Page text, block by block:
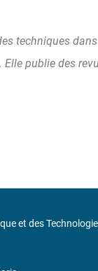
techniques
publie des
et des